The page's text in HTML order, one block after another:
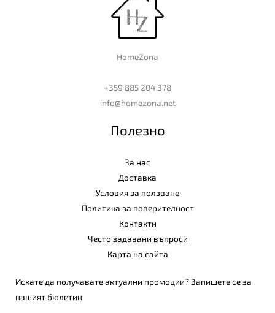
HomeZona
+359 885 204 378
info@homezona.net
Полезно
За нас
Доставка
Условия за ползване
Политика за поверителност
Контакти
Често задавани въпроси
Карта на сайта
Искате да получавате актуални промоции? Запишете се за
нашият бюлетин